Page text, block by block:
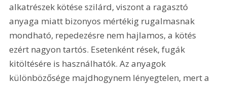
alkatrészek kötése szilárd, viszont a ragasztó
anyaga miatt bizonyos mértékig rugalmasnak
mondható, repedezésre nem hajlamos, a kötés
ezért nagyon tartós. Esetenként rések, fugák
kitöltésére is használhatók. Az anyagok
különbözősége majdhogynem lényegtelen, mert a